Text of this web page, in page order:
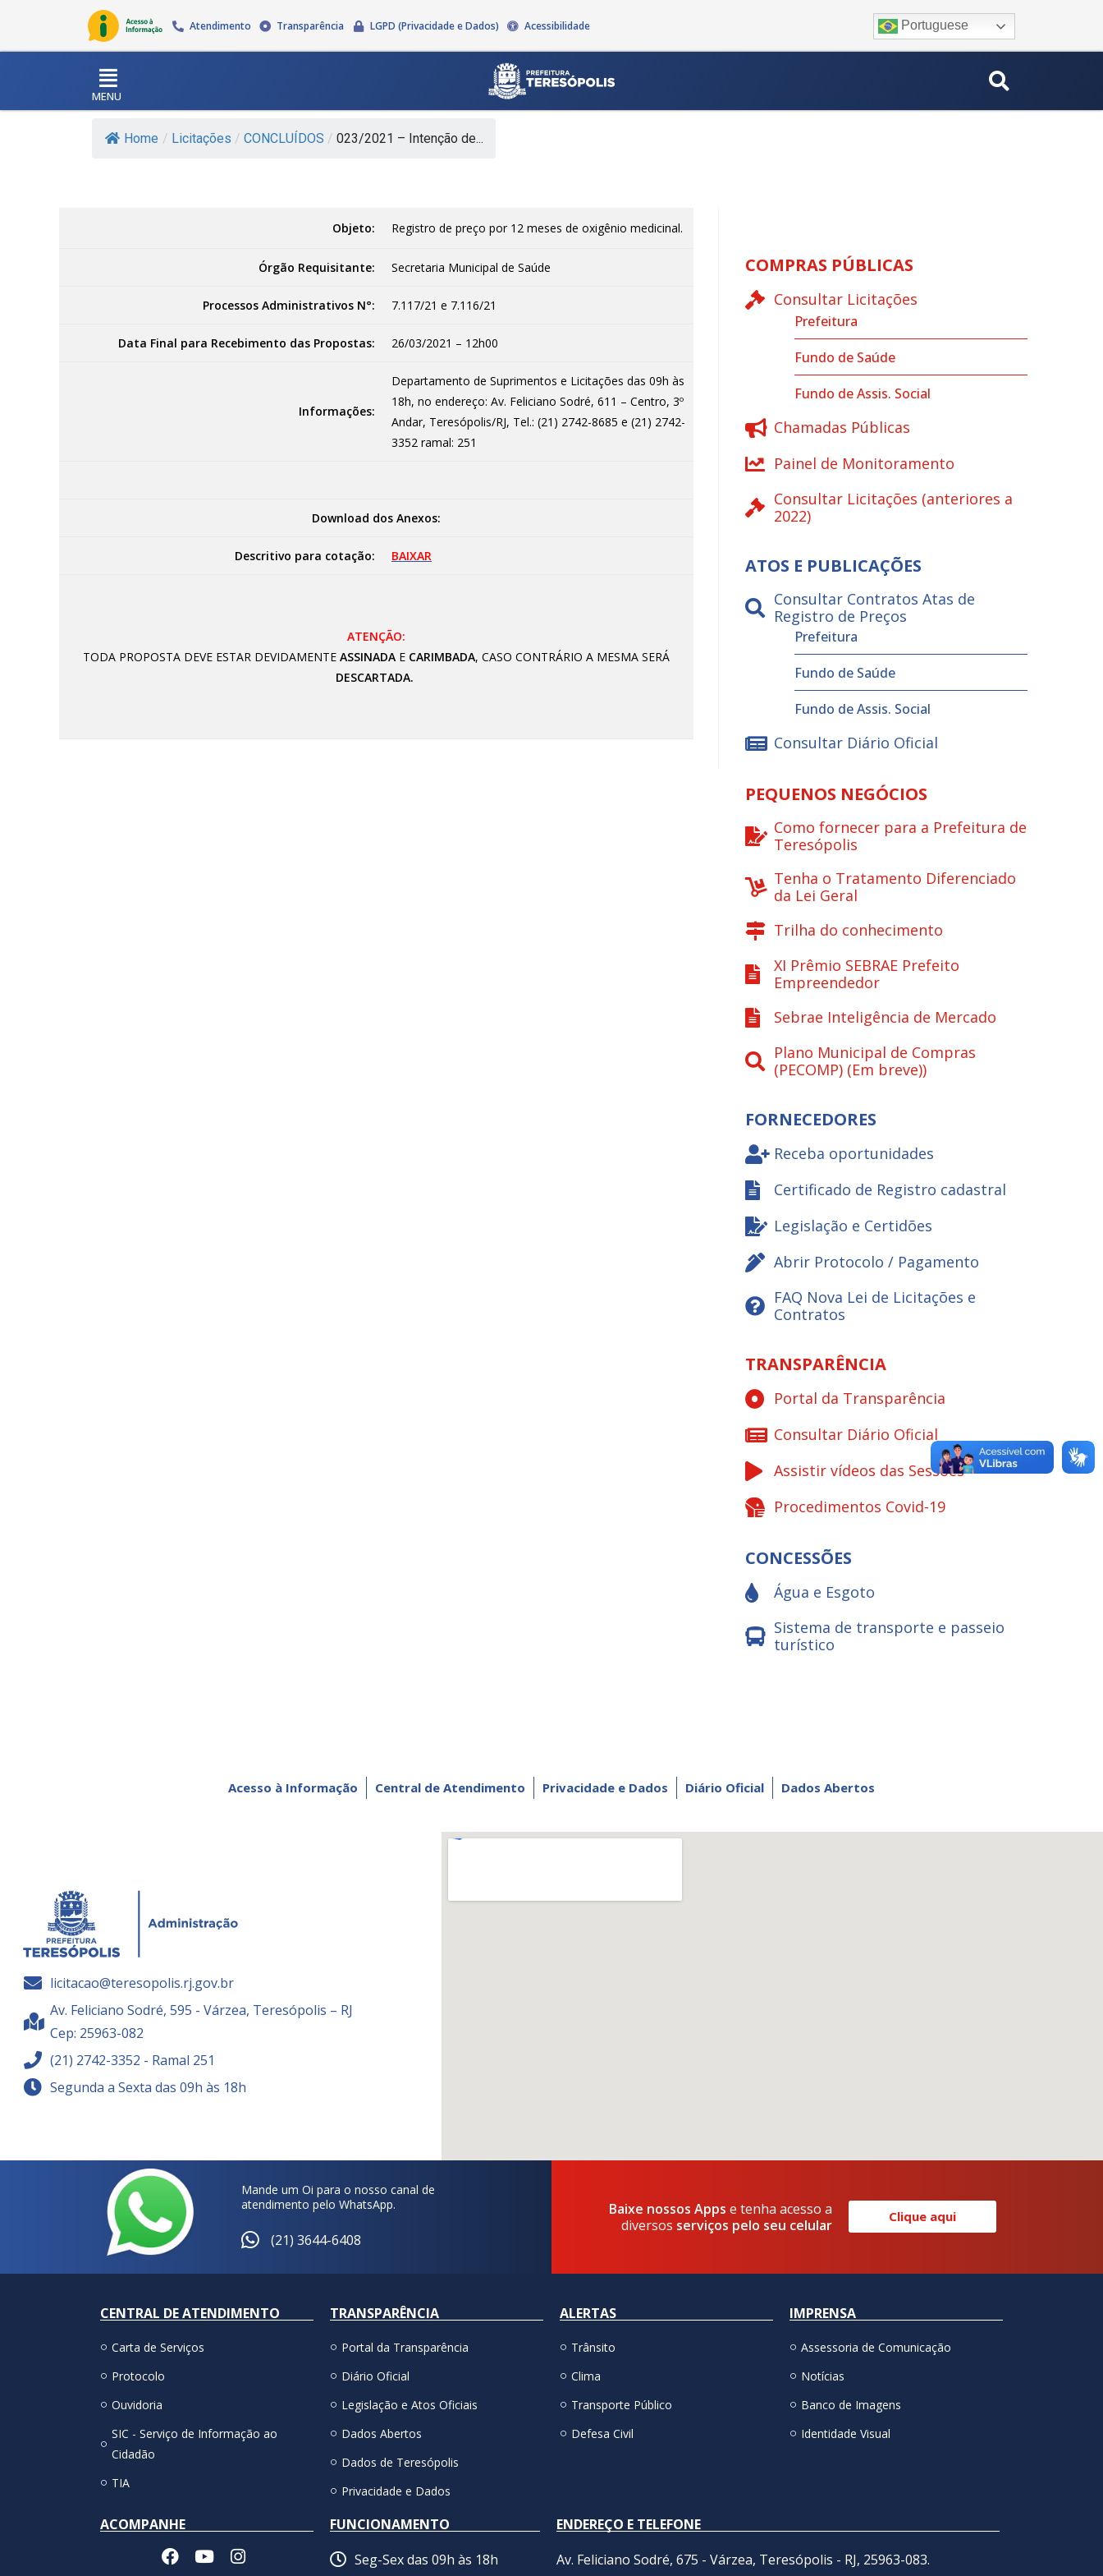
Atendimento Transparência LGPD (Privacidade e Dados) Acessibilidade Portuguese
MENU
Home / Licitações / CONCLUÍDOS / 023/2021 – Intenção de...
Objeto: Registro de preço por 12 meses de oxigênio medicinal.
Órgão Requisitante: Secretaria Municipal de Saúde
Processos Administrativos N°: 7.117/21 e 7.116/21
Data Final para Recebimento das Propostas: 26/03/2021 – 12h00
Informações:
Departamento de Suprimentos e Licitações das 09h às
18h, no endereço: Av. Feliciano Sodré, 611 – Centro, 3º
Andar, Teresópolis/RJ, Tel.: (21) 2742-8685 e (21) 2742-
3352 ramal: 251
Download dos Anexos:
Descritivo para cotação: BAIXAR
ATENÇÃO:
TODA PROPOSTA DEVE ESTAR DEVIDAMENTE ASSINADA E CARIMBADA, CASO CONTRÁRIO A MESMA SERÁ
DESCARTADA.
COMPRAS PÚBLICAS
Consultar Licitações
Prefeitura
Fundo de Saúde
Fundo de Assis. Social
Chamadas Públicas
Painel de Monitoramento
Consultar Licitações (anteriores a
2022)
ATOS E PUBLICAÇÕES
Consultar Contratos Atas de
Registro de Preços
Prefeitura
Fundo de Saúde
Fundo de Assis. Social
Consultar Diário Oficial
PEQUENOS NEGÓCIOS
Como fornecer para a Prefeitura de
Teresópolis
Tenha o Tratamento Diferenciado
da Lei Geral
Trilha do conhecimento
XI Prêmio SEBRAE Prefeito
Empreendedor
Sebrae Inteligência de Mercado
Plano Municipal de Compras
(PECOMP) (Em breve))
FORNECEDORES
Receba oportunidades
Certificado de Registro cadastral
Legislação e Certidões
Abrir Protocolo / Pagamento
FAQ Nova Lei de Licitações e
Contratos
TRANSPARÊNCIA
Portal da Transparência
Consultar Diário Oficial
Assistir vídeos das Sessões
Procedimentos Covid-19
CONCESSÕES
Água e Esgoto
Sistema de transporte e passeio
turístico
Acesso à Informação Central de Atendimento Privacidade e Dados Diário Oficial Dados Abertos
licitacao@teresopolis.rj.gov.br
Av. Feliciano Sodré, 595 - Várzea, Teresópolis – RJ
Cep: 25963-082
(21) 2742-3352 - Ramal 251
Segunda a Sexta das 09h às 18h
Mande um Oi para o nosso canal de
atendimento pelo WhatsApp.
(21) 3644-6408
Baixe nossos Appse tenha acesso a
diversos serviços pelo seu celular Clique aqui
CENTRAL DE ATENDIMENTO
Carta de Serviços
Protocolo
Ouvidoria
SIC - Serviço de Informação ao
Cidadão
TIA
TRANSPARÊNCIA
Portal da Transparência
Diário Oficial
Legislação e Atos Oficiais
Dados Abertos
Dados de Teresópolis
Privacidade e Dados
ALERTAS
Trânsito
Clima
Transporte Público
Defesa Civil
IMPRENSA
Assessoria de Comunicação
Notícias
Banco de Imagens
Identidade Visual
ACOMPANHE
FUNCIONAMENTO
Seg-Sex das 09h às 18h
ENDEREÇO E TELEFONE
Av. Feliciano Sodré, 675 - Várzea, Teresópolis - RJ, 25963-083.